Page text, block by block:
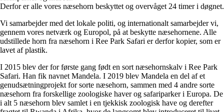
Derfor er alle vores næsehorn beskyttet og overvåget 24 timer i døgnet.
Vi samarbejder med det lokale politi, og internationalt samarbejder vi,
gennem vores netværk og Europol, på at beskytte næsehornene. Alle
udstillede horn fra næsehorn i Ree Park Safari er derfor kopier, som er
lavet af plastik.
I 2015 blev der for første gang født en sort næsehornskalv i Ree Park
Safari. Han fik navnet Mandela. I 2019 blev Mandela en del af et
genudsætningprojekt for sorte næsehorn, sammen med 4 andre sorte
næsehorn fra forskellige zoologiske haver og safariparker i Europa. De
i alt 5 næsehorn blev samlet i en tjekkisk zoologisk have og derefter